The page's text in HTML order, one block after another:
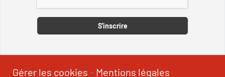
S'inscrire
Gérer les cookies - Mentions légales